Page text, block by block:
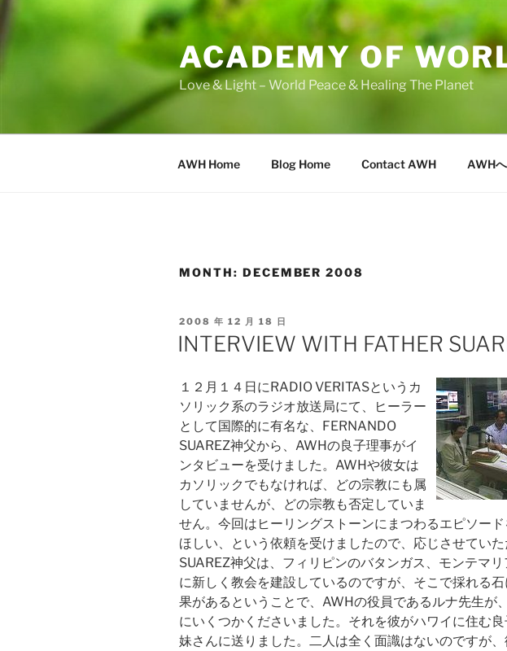
ACADEMY OF
Love & Light – World Peace & Healing The Planet
AWH Home Blog Home Contact AWH AWH
MONTH: DECEMBER 2008
POSTED
ON
2008 年 12 月 18 日
INTERVIEW WITH FATHER
１２月１４日にRADIO VERITASというカ
ソリック系のラジオ放送局にて、ヒーラー
として国際的に有名な、FERNANDO
SUAREZ神父から、AWHの良子理事がイ
ンタビューを受けました。AWHや彼女は
カソリックでもなければ、どの宗教にも属
していませんが、どの宗教も否定していま
せん。今回はヒーリングストーンにまつわるエピソー
ほしい、という依頼を受けましたので、応じさせていた
SUAREZ神父は、フィリピンのバタンガス、モンテマ
に新しく教会を建設しているのですが、そこで採れる
果があるということで、AWHの役員であるルナ先生が
にいくつかくださいました。それを彼がハワイに住む
妹さんに送りました。二人は全く面識はないのですが